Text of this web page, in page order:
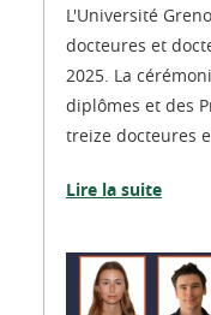
L'Université
docteures et
2025. La
diplômes et des
treize docteures
Lire la suite